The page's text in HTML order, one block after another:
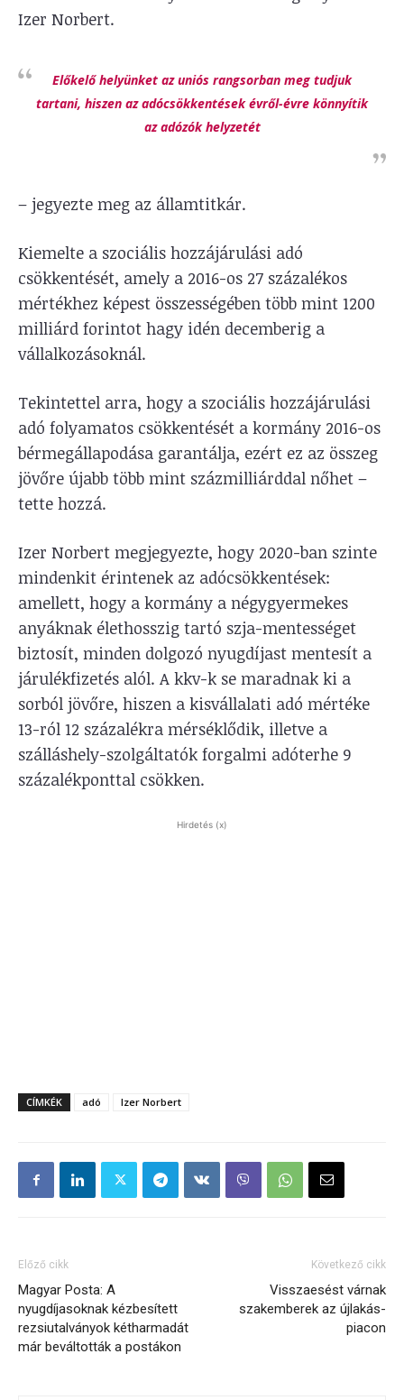
Izer Norbert.
Előkelő helyünket az uniós rangsorban meg tudjuk
tartani, hiszen az adócsökkentések évről-évre könnyítik
az adózók helyzetét
– jegyezte meg az államtitkár.
Kiemelte a szociális hozzájárulási adó
csökkentését, amely a 2016-os 27 százalékos
mértékhez képest összességében több mint 1200
milliárd forintot hagy idén decemberig a
vállalkozásoknál.
Tekintettel arra, hogy a szociális hozzájárulási
adó folyamatos csökkentését a kormány 2016-os
bérmegállapodása garantálja, ezért ez az összeg
jövőre újabb több mint százmilliárddal nőhet –
tette hozzá.
Izer Norbert megjegyezte, hogy 2020-ban szinte
mindenkit érintenek az adócsökkentések:
amellett, hogy a kormány a négygyermekes
anyáknak élethosszig tartó szja-mentességet
biztosít, minden dolgozó nyugdíjast mentesít a
járulékfizetés alól. A kkv-k se maradnak ki a
sorból jövőre, hiszen a kisvállalati adó mértéke
13-ról 12 százalékra mérséklődik, illetve a
szálláshely-szolgáltatók forgalmi adóterhe 9
százalékponttal csökken.
Hirdetés (x)
CÍMKÉK adó Izer Norbert
Előző cikk
Magyar Posta: A
nyugdíjasoknak kézbesített
rezsiutalványok kétharmadát
már beváltották a postákon
Következő cikk
Visszaesést várnak
szakemberek az újlakás-
piacon